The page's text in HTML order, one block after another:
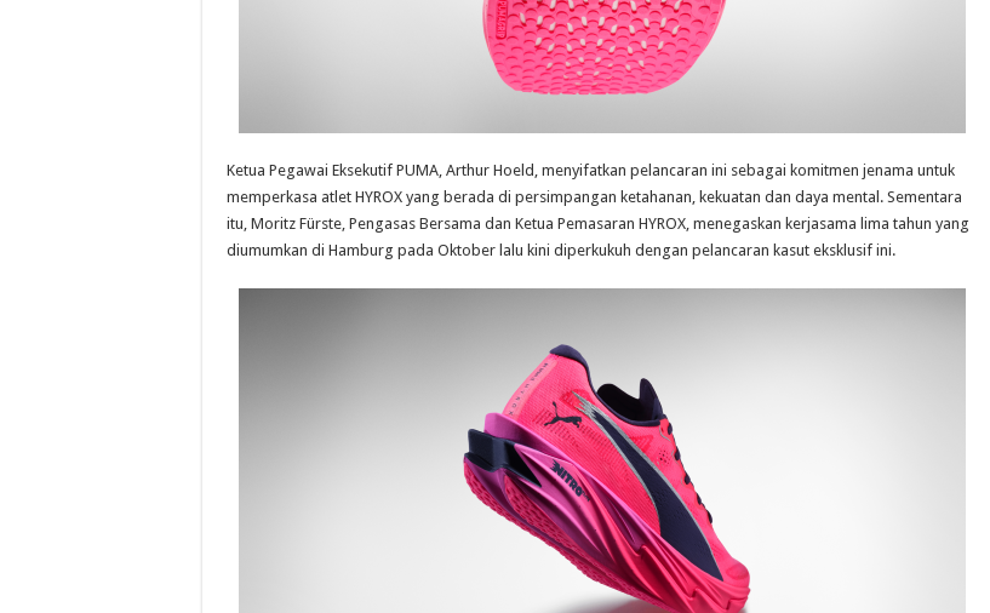
Ketua Pegawai Eksekutif PUMA, Arthur Hoeld, menyifatkan pelancaran ini sebagai komitmen jenama untuk
memperkasa atlet HYROX yang berada di persimpangan ketahanan, kekuatan dan daya mental. Sementara
itu, Moritz Fürste, Pengasas Bersama dan Ketua Pemasaran HYROX, menegaskan kerjasama lima tahun yang
diumumkan di Hamburg pada Oktober lalu kini diperkukuh dengan pelancaran kasut eksklusif ini.